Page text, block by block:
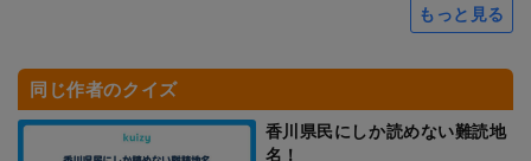
もっと見る
同じ作者のクイズ
香川県民にしか読めない難読地
名！